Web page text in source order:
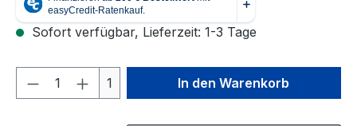
Sofort verfügbar, Lieferzeit: 1-3 Tage
Produkt Anzahl: Gib den
1 In den Warenkorb